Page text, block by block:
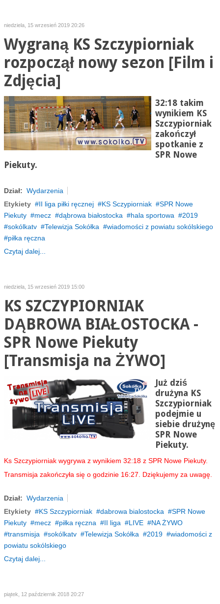
niedziela, 15 wrzesień 2019 20:26
Wygraną KS Szczypiorniak
rozpoczął nowy sezon [Film i
Zdjęcia]
32:18 takim
wynikiem KS
Szczypiorniak
zakończył
spotkanie z
SPRNowe
Piekuty.
Dział: Wydarzenia
Etykiety
II liga piłki ręcznej KS Sczypiorniak
SPR Nowe
Piekuty
mecz dąbrowa białostocka hala sportowa
2019
sokólkatv
Telewizja Sokółka
wiadomości z powiatu sokólskiego
piłka ręczna
Czytaj dalej...
niedziela, 15 wrzesień 2019 15:00
KS SZCZYPIORNIAK
DĄBROWA BIAŁOSTOCKA -
SPR Nowe Piekuty
[Transmisja na ŻYWO]
Już dziś
drużyna KS
Szczypiorniak
podejmie u
siebie drużynę
SPR Nowe
Piekuty.
Ks Szczypiorniak wygrywa z wynikiem 32:18 z SPR Nowe Piekuty.
Transmisja zakończyła się o godzinie 16:27. Dziękujemy za uwagę.
Dział: Wydarzenia
Etykiety
KS Szczypiorniak dabrowa bialostocka
SPR Nowe
Piekuty
mecz piłka ręczna II liga LIVE
NA ŻYWO
transmisja
sokólkatv Telewizja Sokółka 2019
wiadomości z
powiatu sokólskiego
Czytaj dalej...
piątek, 12 październik 2018 20:27